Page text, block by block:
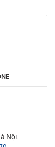
Nội.